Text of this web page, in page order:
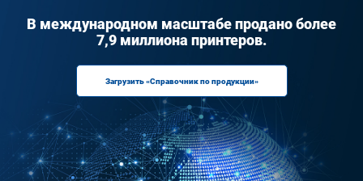
В международном масштабе продано более
7,9 миллиона принтеров.
Загрузить «Справочник по продукции»